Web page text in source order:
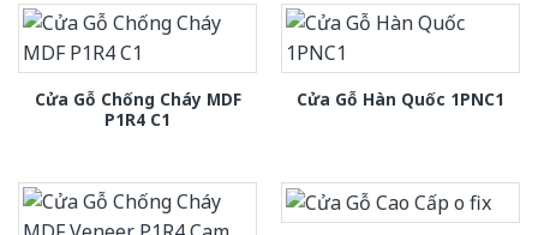
Cửa Gỗ Chống Cháy MDF
P1R4 C1
Cửa Gỗ Hàn Quốc 1PNC1